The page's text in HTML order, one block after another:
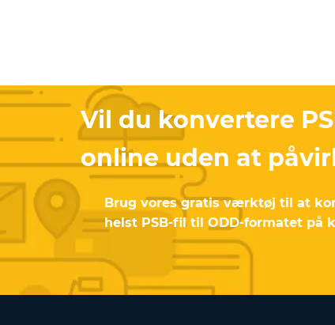
Vil du konvertere
online uden at
Brug vores gratis værktøj til at
helst PSB-fil til ODD-formatet på